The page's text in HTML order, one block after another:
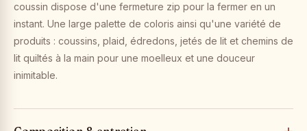
coussin dispose d'une fermeture zip pour la fermer en un
instant. Une large palette de coloris ainsi qu'une variété de
produits : coussins, plaid, édredons, jetés de lit et chemins de
lit quiltés à la main pour une moelleux et une douceur
inimitable.